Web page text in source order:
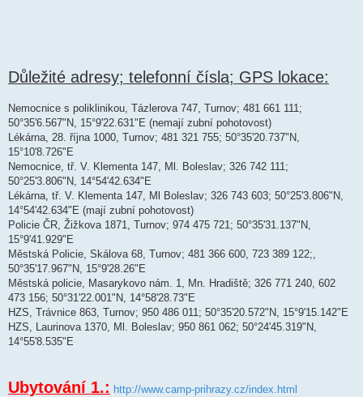
Důležité adresy; telefonní čísla; GPS lokace:
Nemocnice s poliklinikou, Tázlerova 747, Turnov; 481 661 111;
50°35'6.567"N, 15°9'22.631"E (nemají zubní pohotovost)
Lékárna, 28. října 1000, Turnov; 481 321 755; 50°35'20.737"N,
15°10'8.726"E
Nemocnice, tř. V. Klementa 147, Ml. Boleslav; 326 742 111;
50°25'3.806"N, 14°54'42.634"E
Lékárna, tř. V. Klementa 147, Ml Boleslav; 326 743 603; 50°25'3.806"N,
14°54'42.634"E (mají zubní pohotovost)
Policie ČR, Žižkova 1871, Turnov; 974 475 721; 50°35'31.137"N,
15°9'41.929"E
Městská Policie, Skálova 68, Turnov; 481 366 600, 723 389 122;,
50°35'17.967"N, 15°9'28.26"E
Městská policie, Masarykovo nám. 1, Mn. Hradiště; 326 771 240, 602
473 156; 50°31'22.001"N, 14°58'28.73"E
HZS, Trávnice 863, Turnov; 950 486 011; 50°35'20.572"N, 15°9'15.142"E
HZS, Laurinova 1370, Ml. Boleslav; 950 861 062; 50°24'45.319"N,
14°55'8.535"E
Ubytování 1.: http://www.camp-prihrazy.cz/index.html